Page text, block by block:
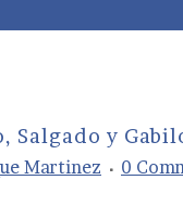
Salgado y
Martinez 0